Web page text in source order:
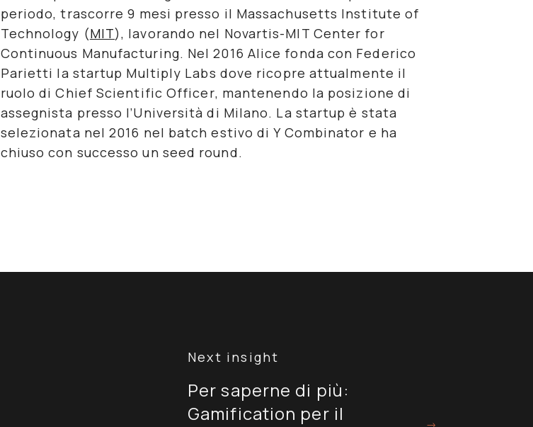
periodo, trascorre 9 mesi presso il Massachusetts Institute of
Technology (MIT), lavorando nel Novartis-MIT Center for
Continuous Manufacturing. Nel 2016 Alice fonda con Federico
Parietti la startup Multiply Labs dove ricopre attualmente il
ruolo diChief Scientific Officer, mantenendo la posizione di
assegnista presso l’Università di Milano. La startup è stata
selezionata nel 2016 nel batch estivo diY Combinator e ha
chiuso con successo un seed round.
Per saperne di più:
Gamification per il